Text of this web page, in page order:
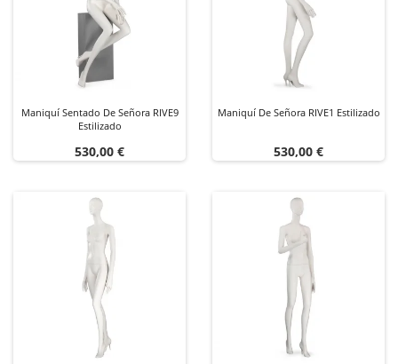
Maniquí Sentado De Señora RIVE9
Estilizado
Precio
530,00 €
Maniquí De Señora RIVE1 Estilizado
Precio
530,00 €